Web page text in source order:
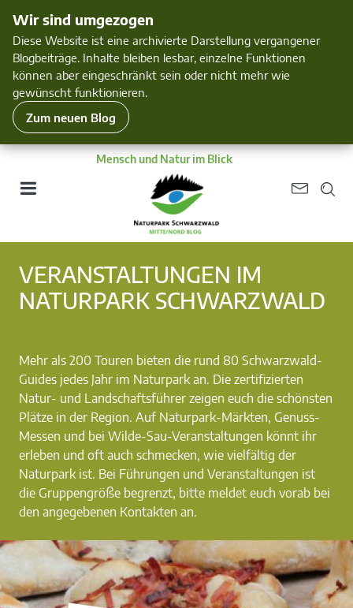
Wir sind umgezogen
Diese Website ist eine archivierte Darstellung vergangener
Blogbeiträge. Inhalte bleiben lesbar, einzelne Funktionen
können aber eingeschränkt sein oder nicht mehr wie
gewünscht funktionieren.
Zum neuen Blog
Mensch und Natur im Blick
VERANSTALTUNGEN IM
NATURPARK SCHWARZWALD
Mehr als 200 Touren bieten die rund 80 Schwarzwald-
Guides jedes Jahr im Naturpark an. Die zertifizierten
Natur- und Landschaftsführer zeigen euch die schönsten
Plätze in der Region. Auf Naturpark-Märkten, Genuss-
Messen und bei Wilde-Sau-Veranstaltungen könnt ihr
erleben und oft auch schmecken, wie vielfältig der
Naturpark ist. Bei Führungen und Veranstaltungen ist
die Gruppengröße begrenzt, bitte meldet euch vorab bei
den angegebenen Kontakten an.